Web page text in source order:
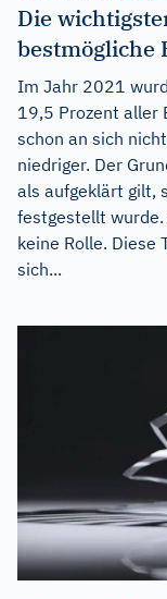
Die
bestmögliche
Im Jahr 2021
19,5 Prozent aller
schon an sich
niedriger. Der
als aufgeklärt gilt,
festgestellt
keine Rolle. Diese
sich...